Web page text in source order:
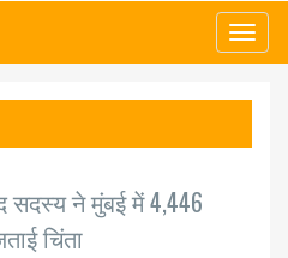
सदस्य ने मुंबई में 4,446
चिंता